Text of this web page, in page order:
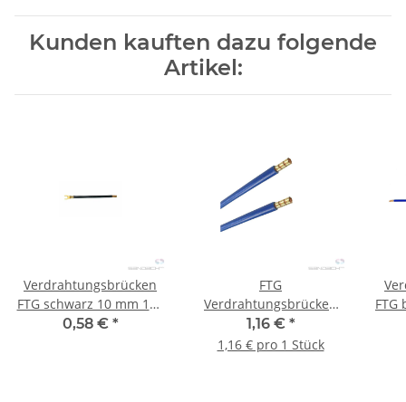
Kunden kauften dazu folgende
Artikel:
Verdrahtungsbrücken
FTG schwarz 10 mm 125
mm Aderendhülse /
0,58 € *
FTG
Verdrahtungsbrücken
blau 10 mm² x 260 mm
Aderendhülse/Aderendhülse
1,16 € *
1,16 € pro 1 Stück
FTG